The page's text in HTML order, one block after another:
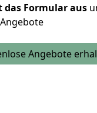
das Formular aus
Angebote